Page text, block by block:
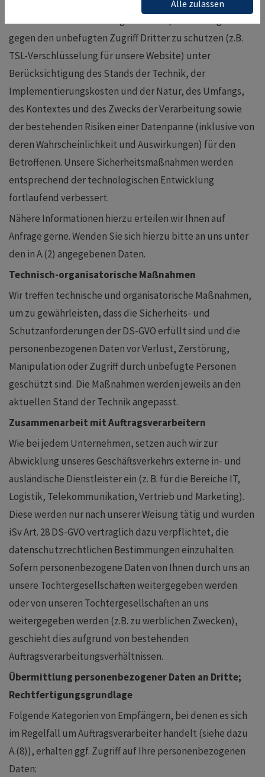
gegen den unbefugten Zugriff Dritter zu schützen (z.B.
TSL-Verschlüsselung für unsere Website) unter
Berücksichtigung des Stands der Technik, der
Implementierungskosten und der Natur, des Umfangs,
des Kontextes und des Zwecks der Verarbeitung sowie
der bestehenden Risiken einer Datenpanne (inklusive von
deren Wahrscheinlichkeit und Auswirkungen) für den
Betroffenen. Unsere Sicherheitsmaßnahmen werden
entsprechend der technologischen Entwicklung
fortlaufend verbessert.
Nähere Informationen hierzu erteilen wir Ihnen auf
Anfrage gerne. Wenden Sie sich hierzu bitte an uns unter
den in A.(2) angegebenen Daten.
Technisch-organisatorische Maßnahmen
Wir treffen technische und organisatorische Maßnahmen,
um zu gewährleisten, dass die Sicherheits- und
Schutzanforderungen der DS-GVO erfüllt sind und die
personenbezogenen Daten vor Verlust, Zerstörung,
Manipulation oder Zugriff durch unbefugte Personen
geschützt sind. Die Maßnahmen werden jeweils an den
aktuellen Stand der Technik angepasst.
Zusammenarbeit mit Auftragsverarbeitern
Wie bei jedem Unternehmen, setzen auch wir zur
Abwicklung unseres Geschäftsverkehrs externe in- und
ausländische Dienstleister ein (z. B. für die Bereiche IT,
Logistik, Telekommunikation, Vertrieb und Marketing).
Diese werden nur nach unserer Weisung tätig und wurden
iSv Art. 28 DS-GVO vertraglich dazu verpflichtet, die
datenschutzrechtlichen Bestimmungen einzuhalten.
Sofern personenbezogene Daten von Ihnen durch uns an
unsere Tochtergesellschaften weitergegeben werden
oder von unseren Tochtergesellschaften an uns
weitergegeben werden (z.B. zu werblichen Zwecken),
geschieht dies aufgrund von bestehenden
Auftragsverarbeitungsverhältnissen.
Übermittlung personenbezogener Daten an Dritte;
Rechtfertigungsgrundlage
Folgende Kategorien von Empfängern, bei denen es sich
im Regelfall um Auftragsverarbeiter handelt (siehe dazu
A.(8)), erhalten ggf. Zugriff auf Ihre personenbezogenen
Daten:
Alle zulassen